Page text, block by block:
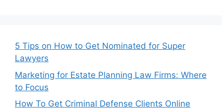
5 Tips on How to Get Nominated for Super
Lawyers
Marketing for Estate Planning Law Firms: Where
to Focus
How To Get Criminal Defense Clients Online